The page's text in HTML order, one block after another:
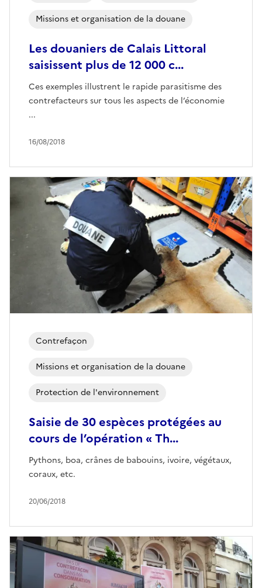
Missions et organisation de la douane
16/08/2018
Les douaniers de Calais Littoral
saisissent plus de 12 000 c...
Ces exemples illustrent le rapide parasitisme des
contrefacteurs sur tous les aspects de l’économie
...
Contrefaçon
Missions et organisation de la douane
Protection de l'environnement
20/06/2018
Saisie de 30 espèces protégées au
cours de l’opération « Th...
Pythons, boa, crânes de babouins, ivoire, végétaux,
coraux, etc.